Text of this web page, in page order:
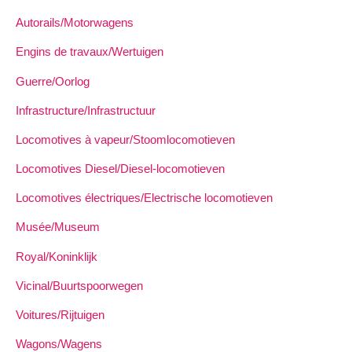
Autorails/Motorwagens
Engins de travaux/Wertuigen
Guerre/Oorlog
Infrastructure/Infrastructuur
Locomotives à vapeur/Stoomlocomotieven
Locomotives Diesel/Diesel-locomotieven
Locomotives électriques/Electrische locomotieven
Musée/Museum
Royal/Koninklijk
Vicinal/Buurtspoorwegen
Voitures/Rijtuigen
Wagons/Wagens